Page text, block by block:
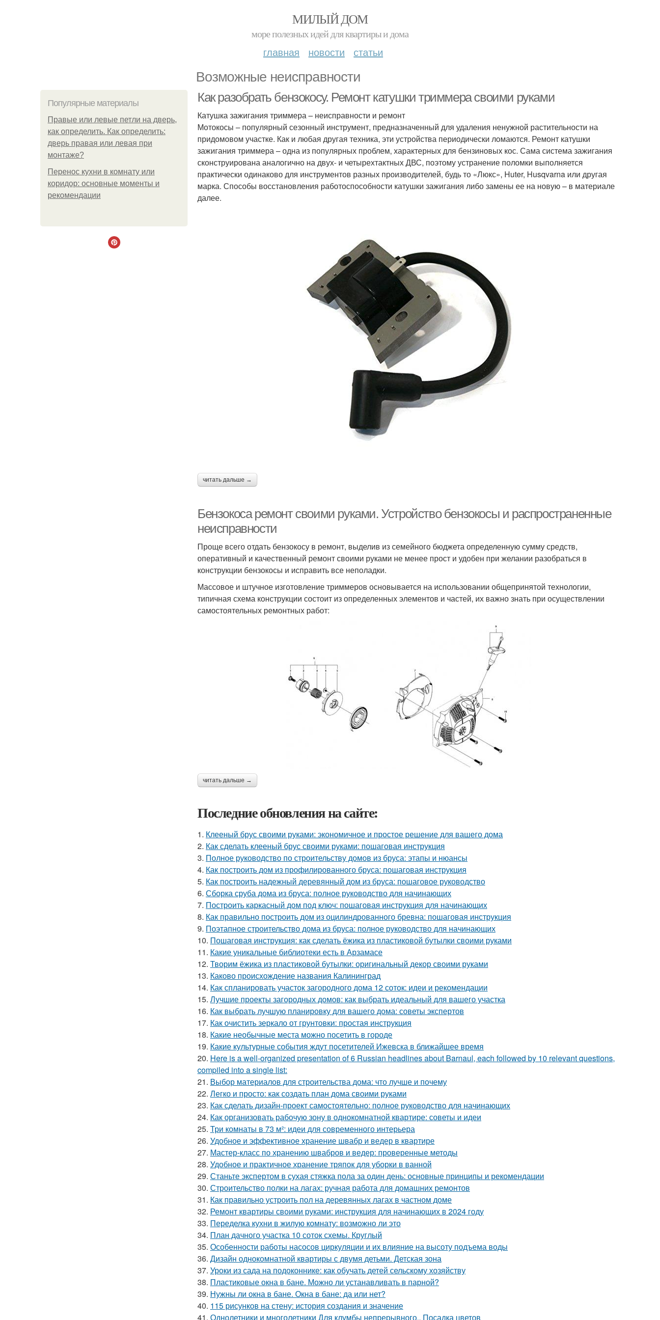
МИЛЫЙ ДОМ
море полезных идей для квартиры и дома
главная новости статьи
Возможные неисправности
Популярные материалы
Правые или левые петли на дверь,
как определить. Как определить:
дверь правая или левая при
монтаже?
Перенос кухни в комнату или
коридор: основные моменты и
рекомендации
Как разобрать бензокосу. Ремонт катушки триммера своими руками
Катушка зажигания триммера – неисправности и ремонт
Мотокосы – популярный сезонный инструмент, предназначенный для удаления ненужной растительности на
придомовом участке. Как и любая другая техника, эти устройства периодически ломаются. Ремонт катушки
зажигания триммера – одна из популярных проблем, характерных для бензиновых кос. Сама система зажигания
сконструирована аналогично на двух- и четырехтактных ДВС, поэтому устранение поломки выполняется
практически одинаково для инструментов разных производителей, будь то «Люкс», Huter, Husqvarna или другая
марка. Способы восстановления работоспособности катушки зажигания либо замены ее на новую – в материале
далее.
читать дальше →
Бензокоса ремонт своими руками. Устройство бензокосы и распространенные
неисправности
Проще всего отдать бензокосу в ремонт, выделив из семейного бюджета определенную сумму средств,
оперативный и качественный ремонт своими руками не менее прост и удобен при желании разобраться в
конструкции бензокосы и исправить все неполадки.
Массовое и штучное изготовление триммеров основывается на использовании общепринятой технологии,
типичная схема конструкции состоит из определенных элементов и частей, их важно знать при осуществлении
самостоятельных ремонтных работ:
читать дальше →
Последние обновления на сайте:
1. Клееный брус своими руками: экономичное и простое решение для вашего дома
2. Как сделать клееный брус своими руками: пошаговая инструкция
3. Полное руководство по строительству домов из бруса: этапы и нюансы
4. Как построить дом из профилированного бруса: пошаговая инструкция
5. Как построить надежный деревянный дом из бруса: пошаговое руководство
6. Сборка сруба дома из бруса: полное руководство для начинающих
7. Построить каркасный дом под ключ: пошаговая инструкция для начинающих
8. Как правильно построить дом из оцилиндрованного бревна: пошаговая инструкция
9. Поэтапное строительство дома из бруса: полное руководство для начинающих
10. Пошаговая инструкция: как сделать ёжика из пластиковой бутылки своими руками
11. Какие уникальные библиотеки есть в Арзамасе
12. Творим ёжика из пластиковой бутылки: оригинальный декор своими руками
13. Каково происхождение названия Калининград
14. Как спланировать участок загородного дома 12 соток: идеи и рекомендации
15. Лучшие проекты загородных домов: как выбрать идеальный для вашего участка
16. Как выбрать лучшую планировку для вашего дома: советы экспертов
17. Как очистить зеркало от грунтовки: простая инструкция
18. Какие необычные места можно посетить в городе
19. Какие культурные события ждут посетителей Ижевска в ближайшее время
20. Here is a well-organized presentation of 6 Russian headlines about Barnaul, each followed by 10 relevant questions,
compiled into a single list:
21. Выбор материалов для строительства дома: что лучше и почему
22. Легко и просто: как создать план дома своими руками
23. Как сделать дизайн-проект самостоятельно: полное руководство для начинающих
24. Как организовать рабочую зону в однокомнатной квартире: советы и идеи
25. Три комнаты в 73 м²: идеи для современного интерьера
26. Удобное и эффективное хранение швабр и ведер в квартире
27. Мастер-класс по хранению швабров и ведер: проверенные методы
28. Удобное и практичное хранение тряпок для уборки в ванной
29. Станьте экспертом в сухая стяжка пола за один день: основные принципы и рекомендации
30. Строительство полки на лагах: ручная работа для домашних ремонтов
31. Как правильно устроить пол на деревянных лагах в частном доме
32. Ремонт квартиры своими руками: инструкция для начинающих в 2024 году
33. Переделка кухни в жилую комнату: возможно ли это
34. План дачного участка 10 соток схемы. Круглый
35. Особенности работы насосов циркуляции и их влияние на высоту подъема воды
36. Дизайн однокомнатной квартиры с двумя детьми. Детская зона
37. Уроки из сада на подоконнике: как обучать детей сельскому хозяйству
38. Пластиковые окна в бане. Можно ли устанавливать в парной?
39. Нужны ли окна в бане. Окна в бане: да или нет?
40. 115 рисунков на стену: история создания и значение
41. Однолетники и многолетники Для клумбы непрерывного.. Посадка цветов